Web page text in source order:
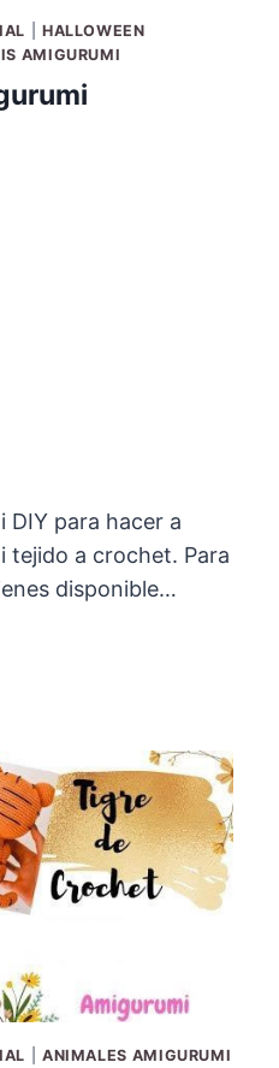
HALLOWEEN
AMIGURUMI
DIY para hacer a
tejido a crochet. Para
disponible…
ANIMALES AMIGURUMI